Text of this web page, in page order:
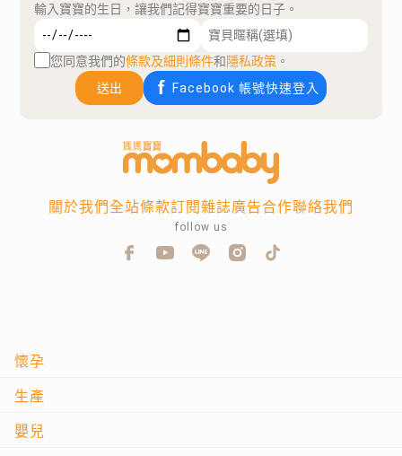
輸入寶寶的生日，讓我們記得寶寶重要的日子。
您同意我們的條款及細則條件和隱私政策 。
送出
Facebook 帳號快速登入
懷孕
生產
嬰兒
關於我們全站條款訂閱雜誌廣告合作聯絡我們
follow us